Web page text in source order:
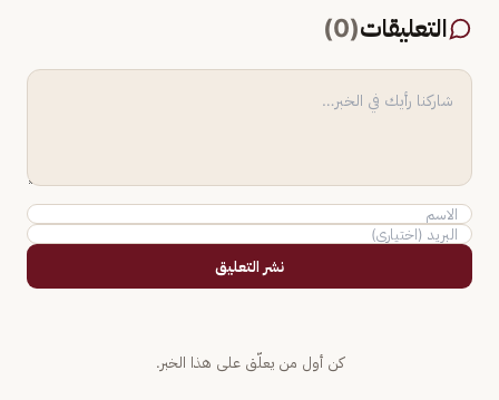
التعليقات(
0
)
نشر التعليق
كن أول من يعلّق على هذا الخبر.